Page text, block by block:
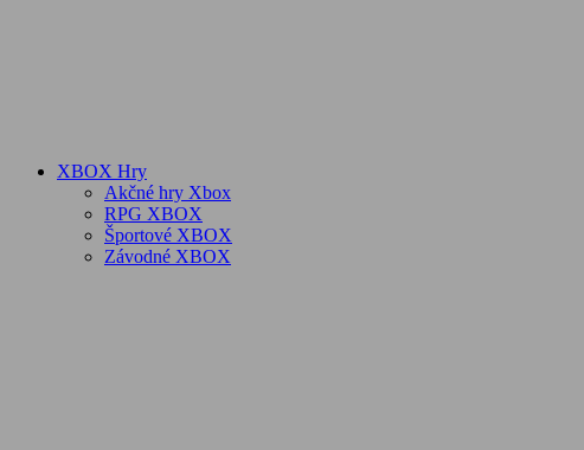
XBOX Hry
Akčné hry Xbox
RPG XBOX
Športové XBOX
Závodné XBOX